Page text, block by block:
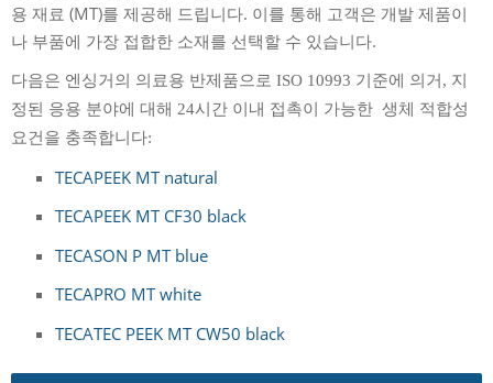
용 재료 (MT)를 제공해 드립니다. 이를 통해 고객은 개발 제품이
나 부품에 가장 접합한 소재를 선택할 수 있습니다.
다음은 엔싱거의 의료용 반제품으로 ISO 10993 기준에 의거, 지
정된 응용 분야에 대해 24시간 이내 접촉이 가능한 생체 적합성
요건을 충족합니다:
TECAPEEK MT natural
TECAPEEK MT CF30 black
TECASON P MT blue
TECAPRO MT white
TECATEC PEEK MT CW50 black